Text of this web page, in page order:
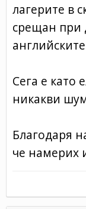
лагерите в
срещан при
Сега е като
никакви
Благодаря
че намерих